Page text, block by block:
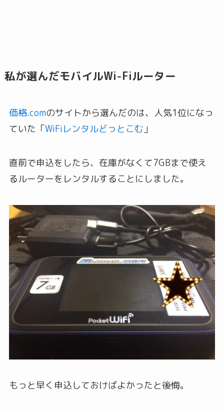
私が選んだモバイルWi-Fiルーター
価格.comのサイトから選んだのは、人気1位になっ
ていた「WiFiレンタルどっとこむ」
直前で申込をしたら、在庫がなくて7GBまで使え
るルーターをレンタルすることにしました。
もっと早く申込しておけばよかったと後悔。